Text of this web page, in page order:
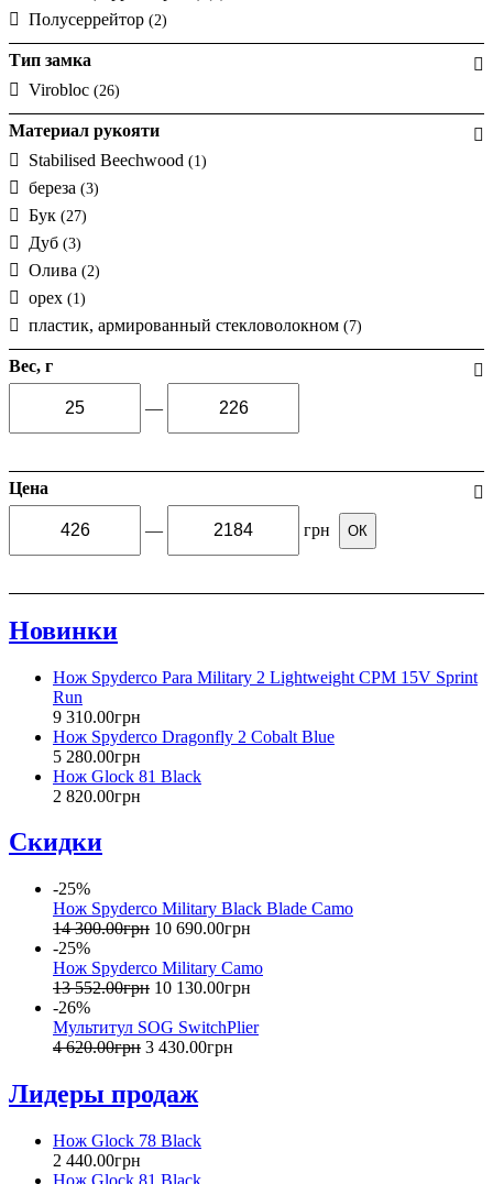
Полусеррейтор (2)
Тип замка
Virobloc (26)
Материал рукояти
Stabilised Beechwood (1)
береза (3)
Бук (27)
Дуб (3)
Олива (2)
орех (1)
пластик, армированный стекловолокном (7)
Вес, г
—
Цена
— грн ОК
Новинки
Нож Spyderco Para Military 2 Lightweight CPM 15V Sprint
Run
9 310.00грн
Нож Spyderco Dragonfly 2 Cobalt Blue
5 280.00грн
Нож Glock 81 Black
2 820.00грн
Скидки
-25%
Нож Spyderco Military Black Blade Camo
14 300.00грн 10 690.00грн
-25%
Нож Spyderco Military Camo
13 552.00грн 10 130.00грн
-26%
Мультитул SOG SwitchPlier
4 620.00грн 3 430.00грн
Лидеры продаж
Нож Glock 78 Black
2 440.00грн